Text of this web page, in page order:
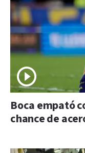
Boca empató
chance de